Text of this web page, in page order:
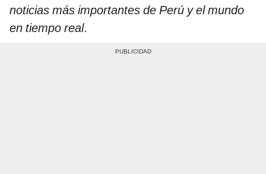
noticias más importantes de Perú y el mundo
en tiempo real.